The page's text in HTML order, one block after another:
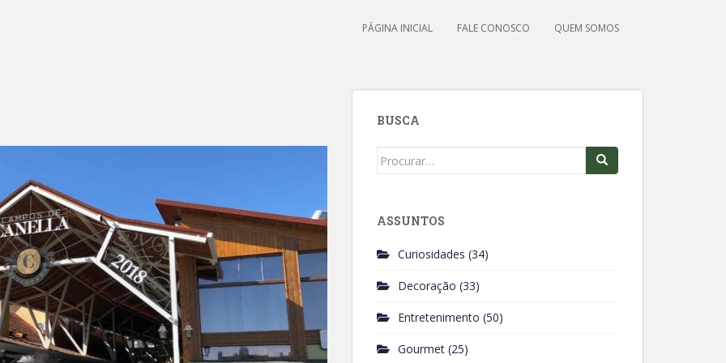
PÁGINA INICIAL FALE CONOSCO QUEM SOMOS
BUSCA
Search
ASSUNTOS
Curiosidades (34)
Decoração (33)
Entretenimento (50)
Gourmet (25)